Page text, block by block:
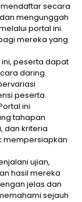
secara
mengunggah
portal ini.
mereka yang
ini, peserta dapat
daring.
peserta.
ini
tahapan
dan kriteria
mempersiapkan
ujian,
hasil mereka
jelas dan
sejauh